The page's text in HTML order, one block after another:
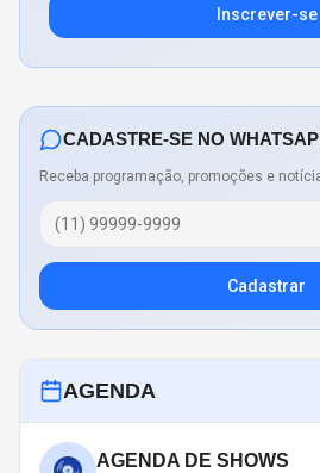
Inscrever-se
CADASTRE-SE NO
Receba programação, promoções e
Cadastrar
AGENDA
AGENDA DE SHOWS